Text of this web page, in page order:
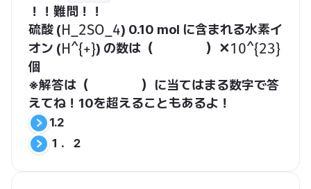
！！難問！！
硫酸 (​H_2SO_4​) 0.10 mol に含まれる水素イ
オン (​H^{+}​) の数は（　　　　）✕​10^{23}​
個
※解答は（　　　　）に当てはまる数字で答
えてね！10を超えることもあるよ！
1.2
１．２